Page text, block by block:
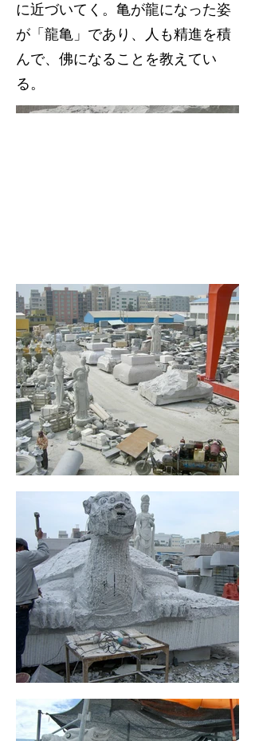
に近づいてく。亀が龍になった姿
が「龍亀」であり、人も精進を積
んで、佛になることを教えてい
る。